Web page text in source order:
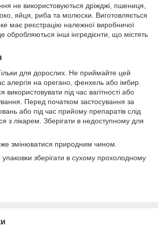
не використовуються дріжджі, пшениця,
яйця, риба та молюски. Виготовляється
має реєстрацію належної виробничої
обробляються інші інгредієнти, що містять
для дорослих. Не приймайте цей
алергія на орегано, фенхель або імбир.
використовувати під час вагітності або
Перед початком застосування за
або під час прийому препаратів слід
з лікарем. Зберігати в недоступному для
змінюватися природним чином.
упаковки зберігати в сухому прохолодному